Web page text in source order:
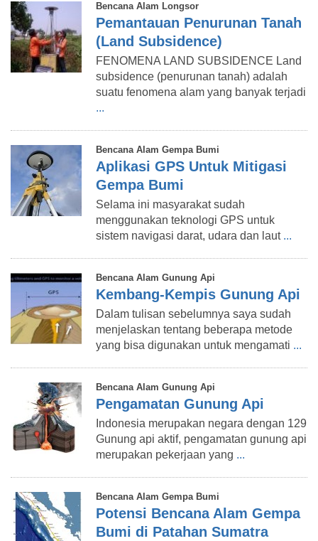
Bencana Alam Longsor
Pemantauan Penurunan Tanah
(Land Subsidence)
FENOMENA LAND SUBSIDENCE Land
subsidence (penurunan tanah) adalah
suatu fenomena alam yang banyak terjadi
...
Bencana Alam Gempa Bumi
Aplikasi GPS Untuk Mitigasi
Gempa Bumi
Selama ini masyarakat sudah
menggunakan teknologi GPS untuk
sistem navigasi darat, udara dan laut ...
Bencana Alam Gunung Api
Kembang-Kempis Gunung Api
Dalam tulisan sebelumnya saya sudah
menjelaskan tentang beberapa metode
yang bisa digunakan untuk mengamati ...
Bencana Alam Gunung Api
Pengamatan Gunung Api
Indonesia merupakan negara dengan 129
Gunung api aktif, pengamatan gunung api
merupakan pekerjaan yang ...
Bencana Alam Gempa Bumi
Potensi Bencana Alam Gempa
Bumi di Patahan Sumatra